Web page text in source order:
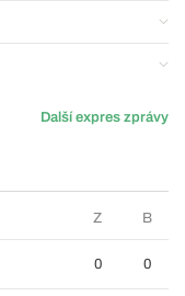
Další expres zprávy
Z B
0 0